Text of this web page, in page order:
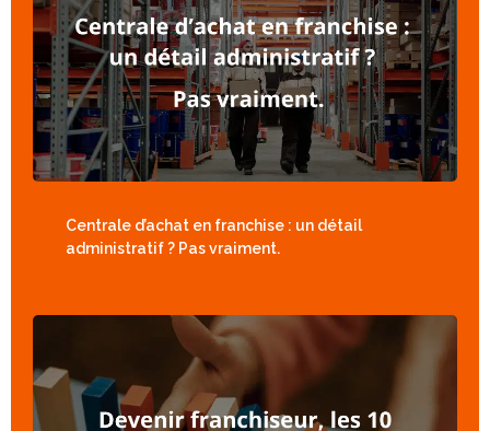
Centrale d’achat en franchise : un détail
administratif ? Pas vraiment.